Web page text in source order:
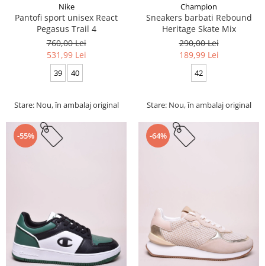
Nike
Pantofi sport unisex React
Pegasus Trail 4
760,00 Lei
531,99 Lei
39 40
Stare: Nou, în ambalaj original
Champion
Sneakers barbati Rebound
Heritage Skate Mix
290,00 Lei
189,99 Lei
42
Stare: Nou, în ambalaj original
-55% -64%